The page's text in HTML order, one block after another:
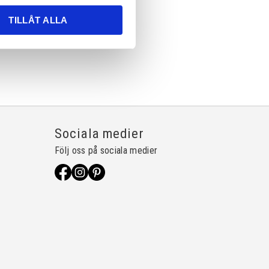
TILLÅT ALLA
Sociala medier
Följ oss på sociala medier